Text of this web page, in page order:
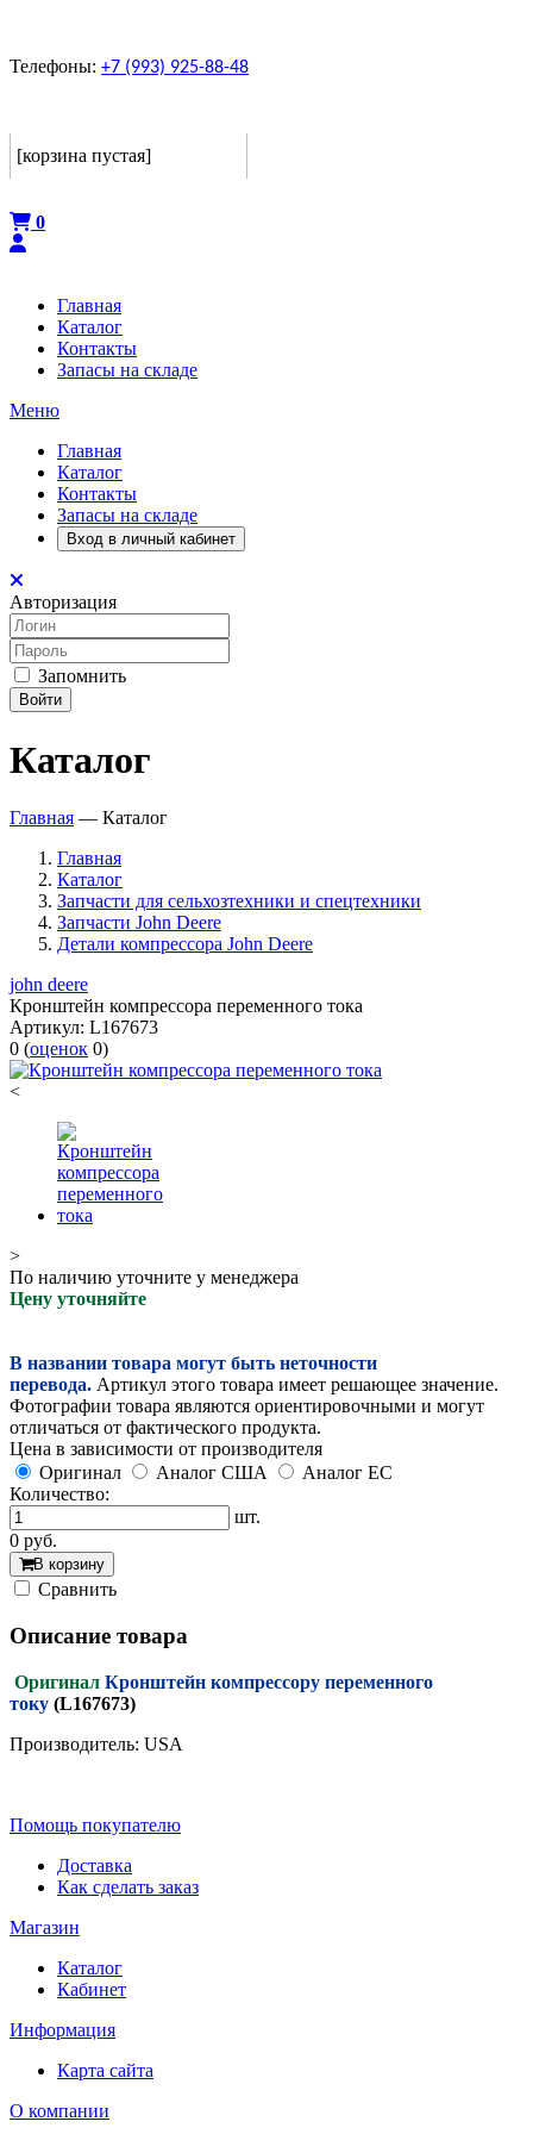
Телефоны: +7 (993) 925-88-48
[корзина пустая]
0
Главная
Каталог
Контакты
Запасы на складе
Меню
Главная
Каталог
Контакты
Запасы на складе
Вход в личный кабинет
Авторизация
Запомнить
Войти
Каталог
Главная — Каталог
Главная
Каталог
Запчасти для сельхозтехники и спецтехники
Запчасти John Deere
Детали компрессора John Deere
john deere
Кронштейн компрессора переменного тока
Артикул: L167673
0 (оценок 0)
<
>
По наличию уточните у менеджера
Цену уточняйте
В названии товара могут быть неточности
перевода. Артикул этого товара имеет решающее значение.
Фотографии товара являются ориентировочными и могут
отличаться от фактического продукта.
Цена в зависимости от производителя
Оригинал
Аналог США
Аналог ЕС
Количество:
шт.
0 руб.
В корзину
Cравнить
Описание товара
Оригинал Кронштейн компрессору переменного
току (L167673)
Производитель: USA
Помощь покупателю
Доставка
Как сделать заказ
Магазин
Каталог
Кабинет
Информация
Карта сайта
О компании